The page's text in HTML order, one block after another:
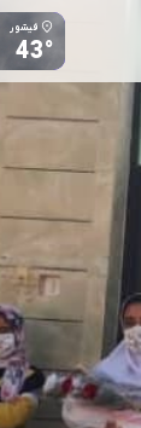
فیشور
43°